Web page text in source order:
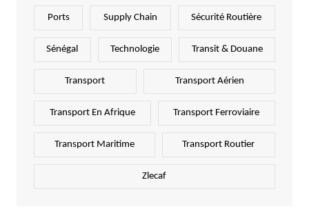
Ports Supply Chain Sécurité Routière
Sénégal Technologie Transit & Douane
Transport Transport Aérien
Transport En Afrique Transport Ferroviaire
Transport Maritime Transport Routier
Zlecaf